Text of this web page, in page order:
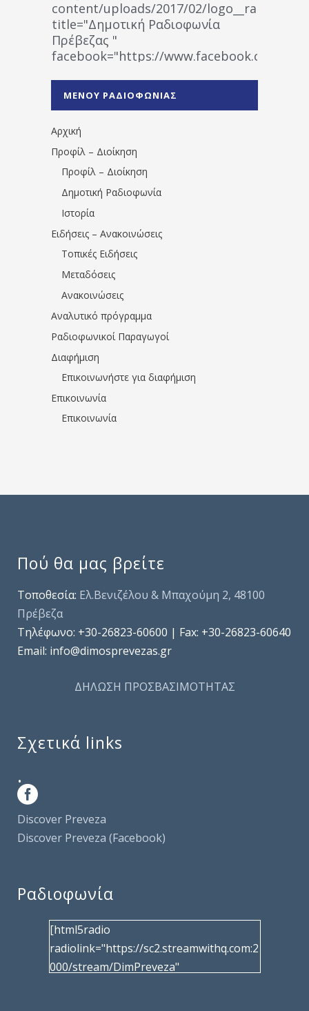
content/uploads/2017/02/
title="Δημοτική Ραδιοφωνία
Πρέβεζας "
facebook="https://www.facebook.com/
1531194763766854/" artist="" ]
ΜΕΝΟΥ ΡΑΔΙΟΦΩΝΙΑΣ
Αρχική
Προφίλ – Διοίκηση
Προφίλ – Διοίκηση
Δημοτική Ραδιοφωνία
Ιστορία
Ειδήσεις – Ανακοινώσεις
Τοπικές Ειδήσεις
Μεταδόσεις
Ανακοινώσεις
Αναλυτικό πρόγραμμα
Ραδιοφωνικοί Παραγωγοί
Διαφήμιση
Επικοινωνήστε για διαφήμιση
Επικοινωνία
Επικοινωνία
Πού θα μας βρείτε
Τοποθεσία: Ελ.Βενιζέλου & Μπαχούμη 2, 48100
Πρέβεζα
Τηλέφωνo: +30-26823-60600 | Fax: +30-26823-60640
Email: info@dimosprevezas.gr
ΔΗΛΩΣΗ ΠΡΟΣΒΑΣΙΜΟΤΗΤΑΣ
Σχετικά links
.
Discover Preveza
Discover Preveza (Facebook)
Ραδιοφωνία
[html5radio
radiolink="https://sc2.streamwithq.com:2
000/stream/DimPreveza"